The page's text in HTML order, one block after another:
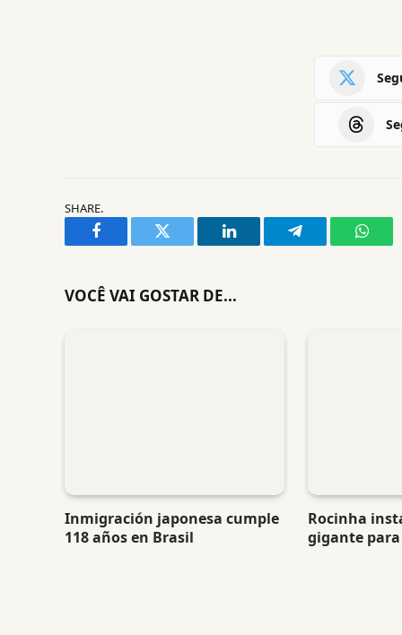
SHARE.
Facebook Twitter LinkedIn Telegram
VOCÊ VAI GOSTAR DE...
Inmigración japonesa cumple
118 años en Brasil
Rocinha
gigante